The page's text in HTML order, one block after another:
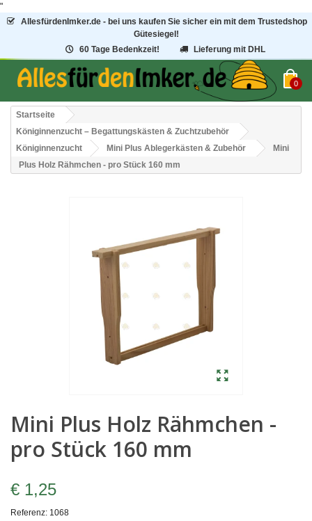
"
AllesfürdenImker.de - bei uns kaufen Sie sicher ein mit dem Trustedshop
Gütesiegel!
60 Tage Bedenkzeit!
Lieferung mit DHL
0
Startseite
Königinnenzucht – Begattungskästen & Zuchtzubehör
Königinnenzucht
Mini Plus Ablegerkästen & Zubehör
Mini
Plus Holz Rähmchen - pro Stück 160 mm
Mini Plus Holz Rähmchen -
pro Stück 160 mm
€ 1,25
Referenz: 1068